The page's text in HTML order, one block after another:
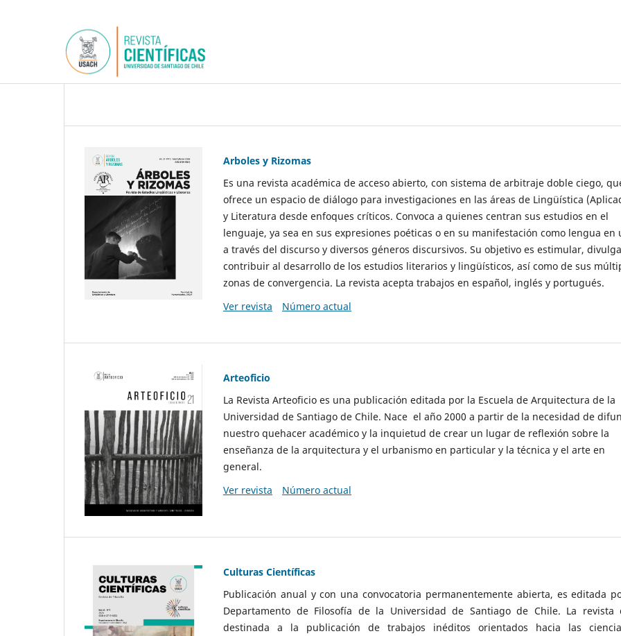
Arboles y Rizomas
Es una revista académica de acceso abierto, con sistema de arbitraje doble ciego,
ofrece un espacio de diálogo para investigaciones en las áreas de Lingüística
y Literatura desde enfoques críticos. Convoca a quienes centran sus estudios en el
lenguaje, ya sea en sus expresiones poéticas o en su manifestación como lengua en
a través del discurso y diversos géneros discursivos. Su objetivo es estimular,
contribuir al desarrollo de los estudios literarios y lingüísticos, así como de sus
zonas de convergencia. La revista acepta trabajos en español, inglés y portugués.
Ver revista
Número actual
Arteoficio
La Revista Arteoficio es una publicación editada por la Escuela de Arquitectura de la
Universidad de Santiago de Chile. Nace el año 2000 a partir de la necesidad de
nuestro quehacer académico y la inquietud de crear un lugar de reflexión sobre la
enseñanza de la arquitectura y el urbanismo en particular y la técnica y el arte en
general.
Ver revista
Número actual
Culturas Científicas
Publicación anual y con una convocatoria permanentemente abierta, es editada
Departamento de Filosofía de la Universidad de Santiago de Chile. La revista
destinada a la publicación de trabajos inéditos orientados hacia las